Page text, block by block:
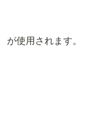
  が使用されます。